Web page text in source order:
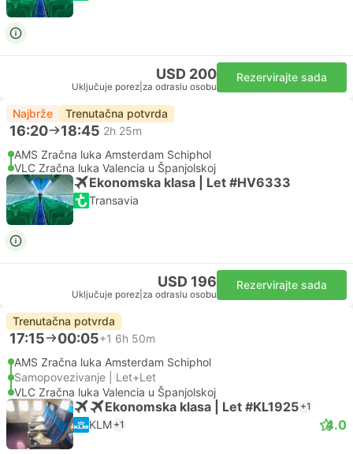
USD 200
Uključuje porez za odraslu osobu
Rezervirajte sada
Najbrže Trenutačna potvrda
16:20 18:45 2h 25m
AMS Zračna luka Amsterdam Schiphol
VLC Zračna luka Valencia u Španjolskoj
Ekonomska klasa | Let #HV6333
Transavia
USD 196
Uključuje porez za odraslu osobu
Rezervirajte sada
Trenutačna potvrda
17:15 00:05+1 6h 50m
AMS Zračna luka Amsterdam Schiphol
Samopovezivanje | Let+Let
VLC Zračna luka Valencia u Španjolskoj
Ekonomska klasa | Let #KL1925 +1
KLM +1 4.0